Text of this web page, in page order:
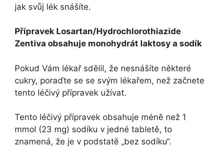
jak svůj lék snášíte.
Přípravek Losartan/Hydrochlorothiazide
Zentiva obsahuje monohydrát laktosy a sodík
Pokud Vám lékař sdělil, že nesnášíte některé
cukry, poraďte se se svým lékařem, než začnete
tento léčivý přípravek užívat.
Tento léčivý přípravek obsahuje méně než 1
mmol (23 mg) sodíku v jedné tabletě, to
znamená, že je v podstatě „bez sodíku“.